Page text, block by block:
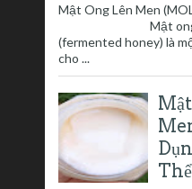
Mật Ong Lên
Mật ong
(fermented honey) là
cho ...